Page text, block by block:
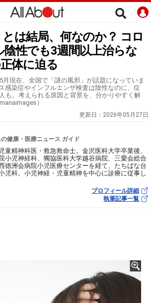
とは結局、何なのか？ コロ
性でも3週間以上治らな
体に迫る
月現在、全国で「謎の風邪」が話題になっていま
感染症やインフルエンザ検査は陰性なのに、症
も。考えられる原因と背景を、分かりやすく解
）
更新日： 2026年05月27日
健康・医療ニュース ガイド
童精神科医・救急救命士。金沢医科大学卒業後、
小児神経科、獨協医科大学越谷病院、三愛会総合
徳洲会病院小児医療センターを経て、たちばな台
児科。小児神経・児童精神を中心に診療に従事し
プロフィール詳細
執筆記事一覧